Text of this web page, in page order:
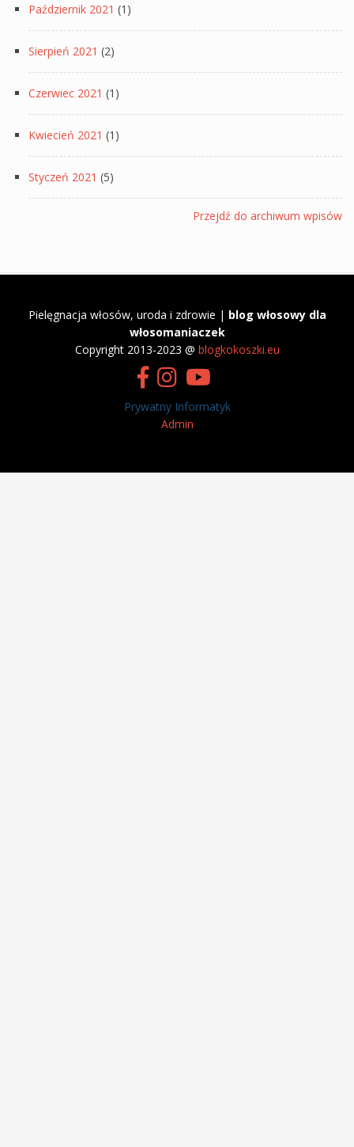
Październik 2021 (1)
Sierpień 2021 (2)
Czerwiec 2021 (1)
Kwiecień 2021 (1)
Styczeń 2021 (5)
Przejdź do archiwum wpisów
Pielęgnacja włosów, uroda i zdrowie | blog włosowy dla
włosomaniaczek
​Copyright 2013-2023 @ blogkokoszki.eu
Prywatny Informatyk
Admin